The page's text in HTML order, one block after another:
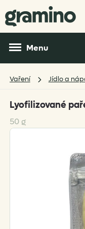
Menu
Vaření Jídlo a
Lyofilizované
50 g